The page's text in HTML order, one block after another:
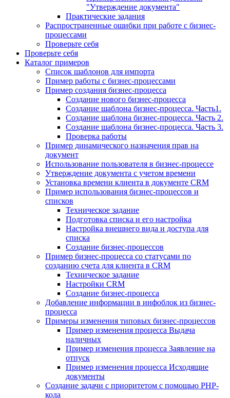
"Утверждение документа"
Практические задания
Распространенные ошибки при работе с бизнес-
процессами
Проверьте себя
Проверьте себя
Каталог примеров
Список шаблонов для импорта
Пример работы с бизнес-процессами
Пример создания бизнес-процесса
Создание нового бизнес-процесса
Создание шаблона бизнес-процесса. Часть1.
Создание шаблона бизнес-процесса. Часть 2.
Создание шаблона бизнес-процесса. Часть 3.
Проверка работы
Пример динамического назначения прав на
документ
Использование пользователя в бизнес-процессе
Утверждение документа с учетом времени
Установка времени клиента в документе CRM
Пример использования бизнес-процессов и
списков
Техническое задание
Подготовка списка и его настройка
Настройка внешнего вида и доступа для
списка
Создание бизнес-процессов
Пример бизнес-процесса со статусами по
созданию счета для клиента в CRM
Техническое задание
Настройки CRM
Создание бизнес-процесса
Добавление информации в инфоблок из бизнес-
процесса
Примеры изменения типовых бизнес-процессов
Пример изменения процесса Выдача
наличных
Пример изменения процесса Заявление на
отпуск
Пример изменения процесса Исходящие
документы
Создание задачи с приоритетом с помощью PHP-
кода